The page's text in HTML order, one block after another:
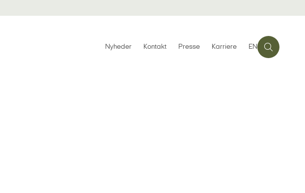
Nyheder Kontakt Presse Karriere EN